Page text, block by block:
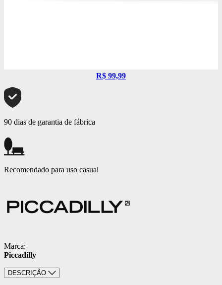
R$ 99,99
90 dias de garantia de fábrica
Recomendado para uso casual
Marca:
Piccadilly
DESCRIÇÃO